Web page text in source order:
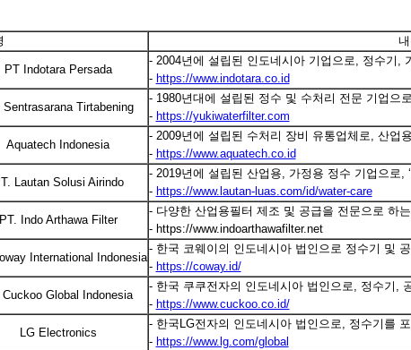
PT Indotara Persada
- 2004년에 설립된 인도네시아 기업으로, 정수기,
- https://www.indotara.co.id
Sentrasarana Tirtabening
- 1980년대에 설립된 정수 및 수처리 전문 기업으
- https://yukiwaterfilter.com
Aquatech Indonesia
- 2009년에 설립된 수처리 장비 유통업체로, 산업
- https://www.aquatech.co.id
Lautan Solusi Airindo
- 2019년에 설립된 산업용, 가정용 정수 기업으로,
- https://www.lautan-luas.com/id/water-care
PT. Indo Arthawa Filter
- 다양한 산업용필터 제조 및 공급을 전문으로 하
- https://www.indoarthawafilter.net
International Indonesia
- 한국 코웨이의 인도네시아 법인으로 정수기 및
- https://coway.id/
Cuckoo Global Indonesia
- 한국 쿠쿠전자의 인도네시아 법인으로, 정수기,
- https://www.cuckoo.co.id/
LG Electronics
- 한국LG전자의 인도네시아 법인으로, 정수기를
- https://www.lg.com/global